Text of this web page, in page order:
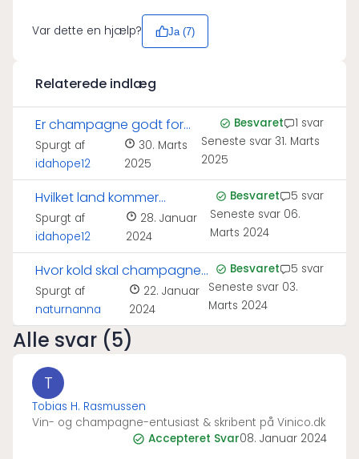
Var dette en hjælp? Ja (7)
Relaterede indlæg
Er champagne godt for
huden?
Spurgt af
idahope12
30. Marts
2025
Besvaret
1 svar
Seneste svar31. Marts
2025
Hvilket land kommer
champagne fra?
Spurgt af
idahope12
28. Januar
2024
Besvaret
5 svar
Seneste svar 06.
Marts 2024
Hvor kold skal champagne
serveres?
Spurgt af
naturnanna
22. Januar
2024
Besvaret
5 svar
Seneste svar 03.
Marts 2024
Alle svar (5)
T
Tobias H. Rasmussen
Vin- og champagne-entusiast & skribent på Vinico.dk
Accepteret Svar08. Januar 2024